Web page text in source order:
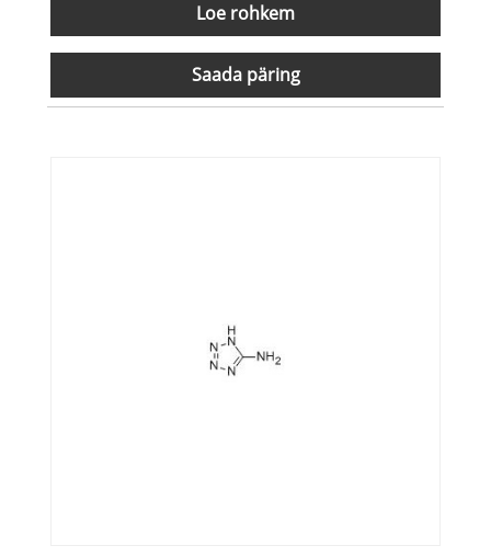
Loe rohkem
Saada päring